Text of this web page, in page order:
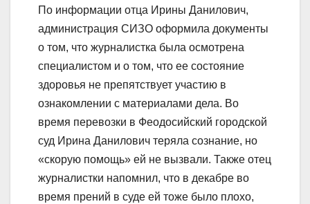
По информации отца Ирины Данилович,
администрация СИЗО оформила документы
о том, что журналистка была осмотрена
специалистом и о том, что ее состояние
здоровья не препятствует участию в
ознакомлении с материалами дела. Во
время перевозки в Феодосийский городской
суд Ирина Данилович теряла сознание, но
«скорую помощь» ей не вызвали. Также отец
журналистки напомнил, что в декабре во
время прений в суде ей тоже было плохо,